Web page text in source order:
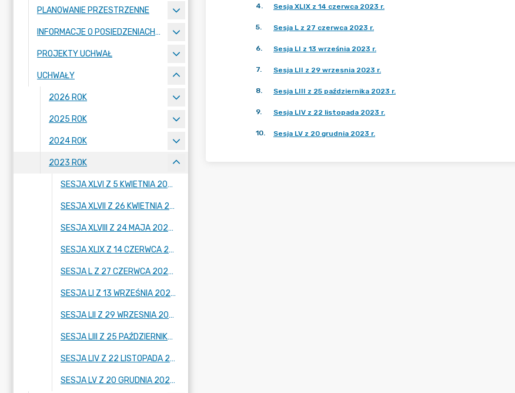
PLANOWANIE PRZESTRZENNE
INFORMACJE O POSIEDZENIACH KOMISJI
PROJEKTY UCHWAŁ
UCHWAŁY
2026 ROK
2025 ROK
2024 ROK
2023 ROK
SESJA XLVI Z 5 KWIETNIA 2023 R.
SESJA XLVII Z 26 KWIETNIA 2023 R.
SESJA XLVIII Z 24 MAJA 2023 R.
SESJA XLIX Z 14 CZERWCA 2023 R.
SESJA L Z 27 CZERWCA 2023 R.
SESJA LI Z 13 WRZEŚNIA 2023 R.
SESJA LII Z 29 WRZESNIA 2023 R.
SESJA LIII Z 25 PAŹDZIERNIKA 2023 R.
SESJA LIV Z 22 LISTOPADA 2023 R.
SESJA LV Z 20 GRUDNIA 2023 R.
4. Sesja XLIX z 14 czerwca 2023 r.
5. Sesja L z 27 czerwca 2023 r.
6. Sesja LI z 13 września 2023 r.
7. Sesja LII z 29 wrzesnia 2023 r.
8. Sesja LIII z 25 października 2023 r.
9. Sesja LIV z 22 listopada 2023 r.
10. Sesja LV z 20 grudnia 2023 r.